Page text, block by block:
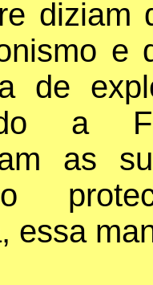
diziam
e
de
a
as
essa